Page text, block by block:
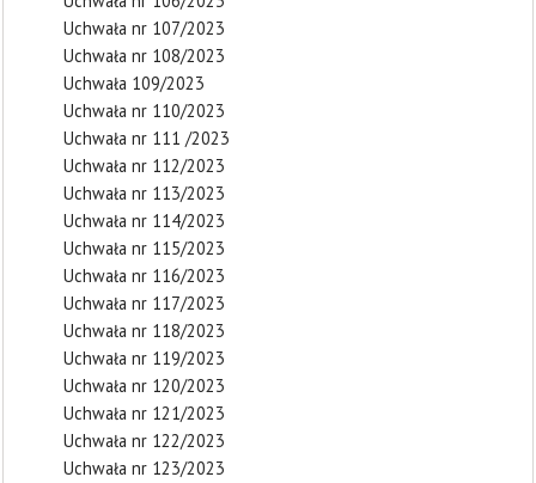
Uchwała nr 107/2023
Uchwała nr 108/2023
Uchwała 109/2023
Uchwała nr 110/2023
Uchwała nr 111 /2023
Uchwała nr 112/2023
Uchwała nr 113/2023
Uchwała nr 114/2023
Uchwała nr 115/2023
Uchwała nr 116/2023
Uchwała nr 117/2023
Uchwała nr 118/2023
Uchwała nr 119/2023
Uchwała nr 120/2023
Uchwała nr 121/2023
Uchwała nr 122/2023
Uchwała nr 123/2023